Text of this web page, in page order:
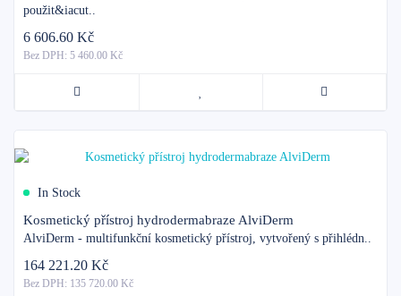
použit&iacut..
6 606.60 Kč
Bez DPH: 5 460.00 Kč
In Stock
Kosmetický přístroj hydrodermabraze AlviDerm
AlviDerm - multifunkční kosmetický přístroj, vytvořený s přihlédn..
164 221.20 Kč
Bez DPH: 135 720.00 Kč